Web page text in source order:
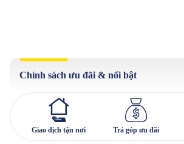
Chính sách ưu đãi & nổi bật
Giao dịch tận nơi Trả góp ưu đãi